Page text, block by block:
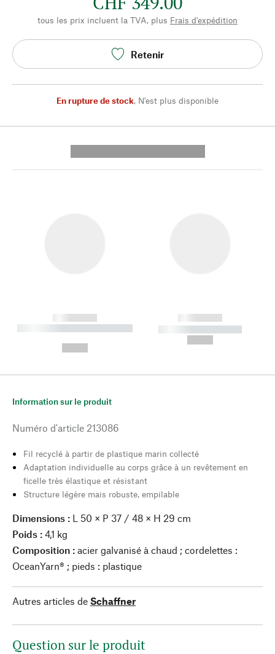
tous les prix incluent la TVA, plus Frais d'expédition
Retenir
En rupture de stock, N'est plus disponible
------------
----------- ----------- --------
------------
----------- -----------
Information sur le produit
Numéro d'article 213086
Fil recyclé à partir de plastique marin collecté
Adaptation individuelle au corps grâce à un revêtement en
ficelle très élastique et résistant
Structure légère mais robuste, empilable
Dimensions : L 50 × P 37 / 48 × H 29 cm
Poids : 4,1 kg
Composition : acier galvanisé à chaud ; cordelettes :
OceanYarn® ; pieds : plastique
Autres articles de Schaffner
Question sur le produit